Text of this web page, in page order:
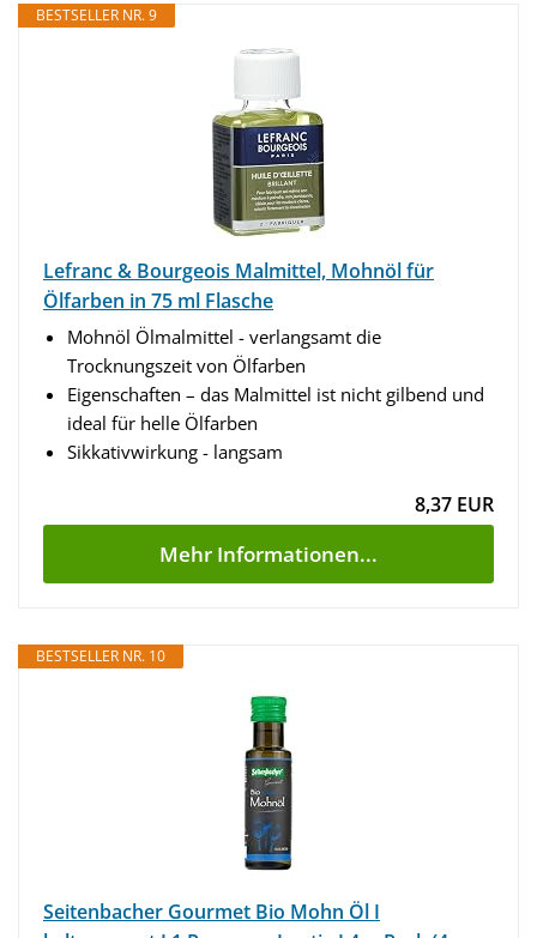
BESTSELLER NR. 9
Lefranc & Bourgeois Malmittel, Mohnöl für
Ölfarben in 75 ml Flasche
Mohnöl Ölmalmittel - verlangsamt die
Trocknungszeit von Ölfarben
Eigenschaften – das Malmittel ist nicht gilbend und
ideal für helle Ölfarben
Sikkativwirkung - langsam
8,37 EUR
Mehr Informationen...
BESTSELLER NR. 10
Seitenbacher Gourmet Bio Mohn Öl I